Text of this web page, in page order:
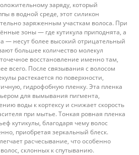
заряду, который
в водной среде, этот силикон
заряженным участкам волоса. При
зоны — где кутикула приподнята, а
— несут более высокий отрицательный
большее количество молекул
восстановление именно там,
всего. После связывания с волосом
растекается по поверхности,
гидрофобную пленку. Эта пленка
для вымывания пигмента,
воды к кортексу и снижает скорость
при мытье. Тонкая ровная пленка
кутикулы, благодаря чему волос
приобретая зеркальный блеск.
расчесывание, что особенно
склонных к спутыванию.